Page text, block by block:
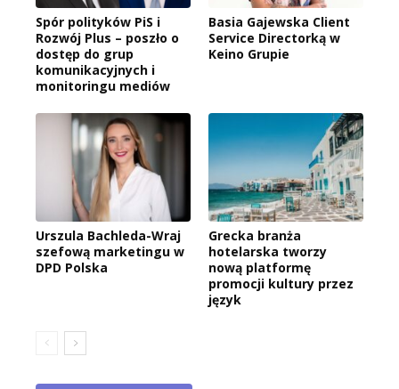
Spór polityków PiS i
Rozwój Plus – poszło o
dostęp do grup
komunikacyjnych i
monitoringu mediów
Basia Gajewska Client
Service Directorką w
Keino Grupie
Urszula Bachleda-Wraj
szefową marketingu w
DPD Polska
Grecka branża
hotelarska tworzy
nową platformę
promocji kultury przez
język